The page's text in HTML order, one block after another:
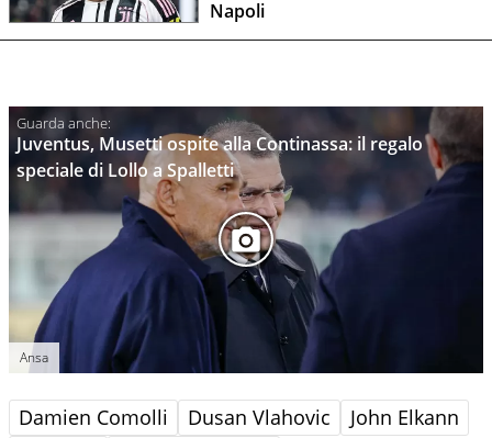
Napoli
Juventus, Musetti ospite alla Continassa: il regalo
speciale di Lollo a Spalletti
Ansa
Damien Comolli Dusan Vlahovic
John Elkann